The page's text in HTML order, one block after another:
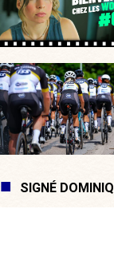
SIGNÉ